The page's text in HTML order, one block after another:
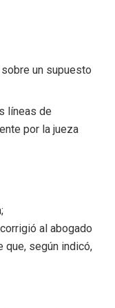
un supuesto
líneas de
por la jueza
al abogado
que, según indicó,